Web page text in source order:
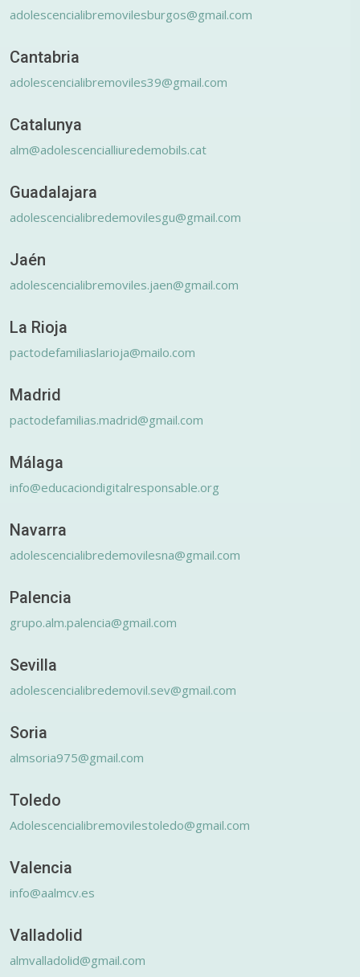
adolescencialibremovilesburgos@gmail.com
Cantabria
adolescencialibremoviles39@gmail.com
Catalunya
alm@adolescencialliuredemobils.cat
Guadalajara
adolescencialibredemovilesgu@gmail.com
Jaén
adolescencialibremoviles.jaen@gmail.com
La Rioja
pactodefamiliaslarioja@mailo.com
Madrid
pactodefamilias.madrid@gmail.com
Málaga
info@educaciondigitalresponsable.org
Navarra
adolescencialibredemovilesna@gmail.com
Palencia
grupo.alm.palencia@gmail.com
Sevilla
adolescencialibredemovil.sev@gmail.com
Soria
almsoria975@gmail.com
Toledo
Adolescencialibremovilestoledo@gmail.com
Valencia
info@aalmcv.es
Valladolid
almvalladolid@gmail.com